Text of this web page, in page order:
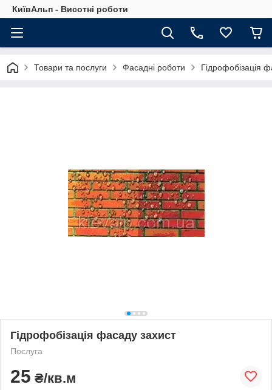
КиївАльп - Висотні роботи
Товари та послуги Фасадні роботи Гідрофобізація
Гідрофобізація фасаду захист
Послуга
25 ₴/кв.м